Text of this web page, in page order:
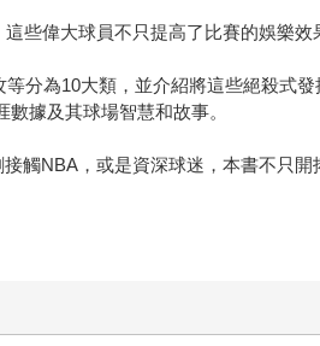
些偉大球員不只提高了比賽的娛樂效
分為10大類，並介紹將這些絕殺式
據及其球場智慧和故事。
觸NBA，或是資深球迷，本書不只